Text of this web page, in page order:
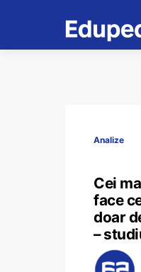
Analize
Cei
face
doar
–